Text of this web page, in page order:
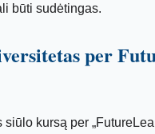
būti sudėtingas.
per
kursą per